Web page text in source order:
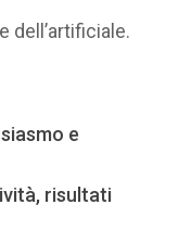
dell’artificiale.
e
risultati